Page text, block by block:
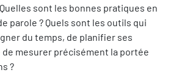
sont les bonnes pratiques en
parole ? Quels sont les outils qui
du temps, de planifier ses
mesurer précisément la portée
?